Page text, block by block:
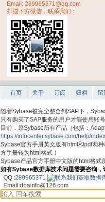
Email: 289965371@qq.com
扫描下方微信，联系我们：
首页 关于 订阅 归档 留
随着Sybase被完全整合到SAP下，
只有购买了SAP服务的用户才能使用账
目前，原Sybase所有产品（包括：
https://infocenter.sybase.com/help/
Sybase官方手册英文版有html和pdf两
方手册转为html格式！
Sybase产品官方手册中文版的html格式
如有Sybase数据库技术问题需要咨询，
QQ :289965371
Email:dbainfo@126.com